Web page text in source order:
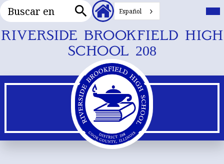
Ir
al
contenido
principal
RIVERSIDE BROOKFIELD HIGH
SCHOOL 208
Buscar
en
en
Cabecera
EnlacesEspañol